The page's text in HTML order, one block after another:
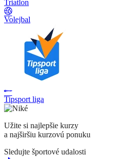
Triatlon
Volejbal
Tipsport liga
Užite si najlepšie kurzy
a najširšiu kurzovú ponuku
Sledujte športové udalosti